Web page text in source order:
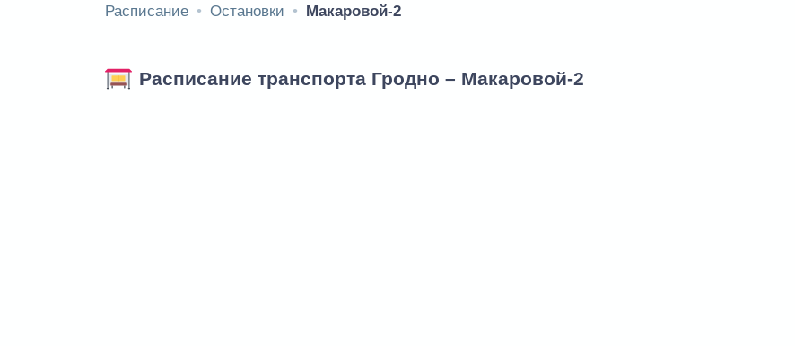
Расписание Остановки Макаровой-2
Расписание транспорта Гродно – Макаровой-2